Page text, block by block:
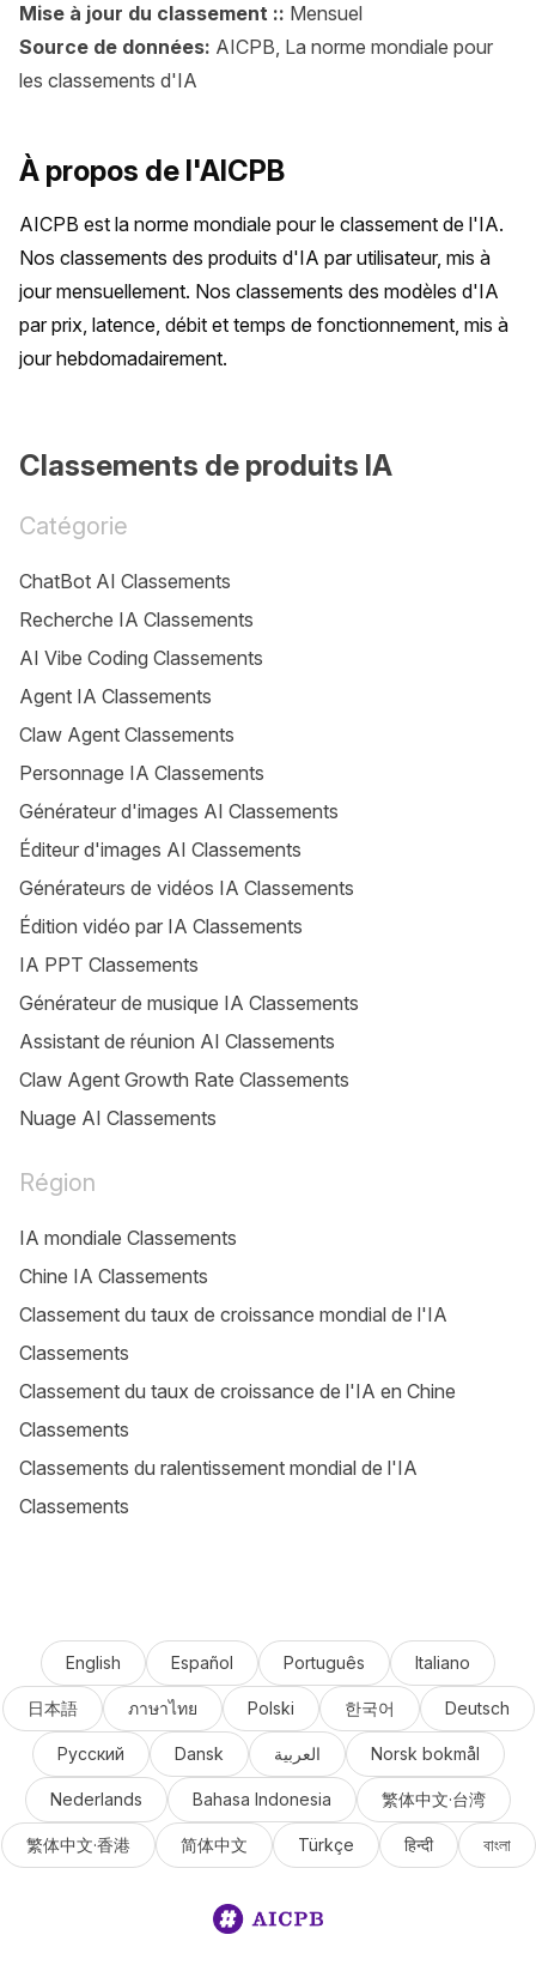
Mise à jour du classement :: Mensuel
Source de données: AICPB, La norme mondiale pour
les classements d'IA
À propos de l'AICPB
AICPB est la norme mondiale pour le classement de l'IA.
Nos classements des produits d'IA par utilisateur, mis à
jour mensuellement. Nos classements des modèles d'IA
par prix, latence, débit et temps de fonctionnement, mis à
jour hebdomadairement.
Classements de produits IA
Catégorie
ChatBot AI Classements
Recherche IA Classements
AI Vibe Coding Classements
Agent IA Classements
Claw Agent Classements
Personnage IA Classements
Générateur d'images AI Classements
Éditeur d'images AI Classements
Générateurs de vidéos IA Classements
Édition vidéo par IA Classements
IA PPT Classements
Générateur de musique IA Classements
Assistant de réunion AI Classements
Claw Agent Growth Rate Classements
Nuage AI Classements
Région
IA mondiale Classements
Chine IA Classements
Classement du taux de croissance mondial de l'IA
Classements
Classement du taux de croissance de l'IA en Chine
Classements
Classements du ralentissement mondial de l'IA
Classements
English Español Português Italiano
日本語 ภาษาไทย Polski 한국어 Deutsch
Русский Dansk العربية Norsk bokmål
Nederlands Bahasa Indonesia 繁体中文·台湾
繁体中文·香港 简体中文 Türkçe हिन्दी বাংলা